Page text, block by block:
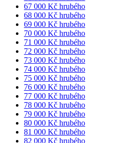
67 000 Kč hrubého
68 000 Kč hrubého
69 000 Kč hrubého
70 000 Kč hrubého
71 000 Kč hrubého
72 000 Kč hrubého
73 000 Kč hrubého
74 000 Kč hrubého
75 000 Kč hrubého
76 000 Kč hrubého
77 000 Kč hrubého
78 000 Kč hrubého
79 000 Kč hrubého
80 000 Kč hrubého
81 000 Kč hrubého
82 000 Kč hrubého